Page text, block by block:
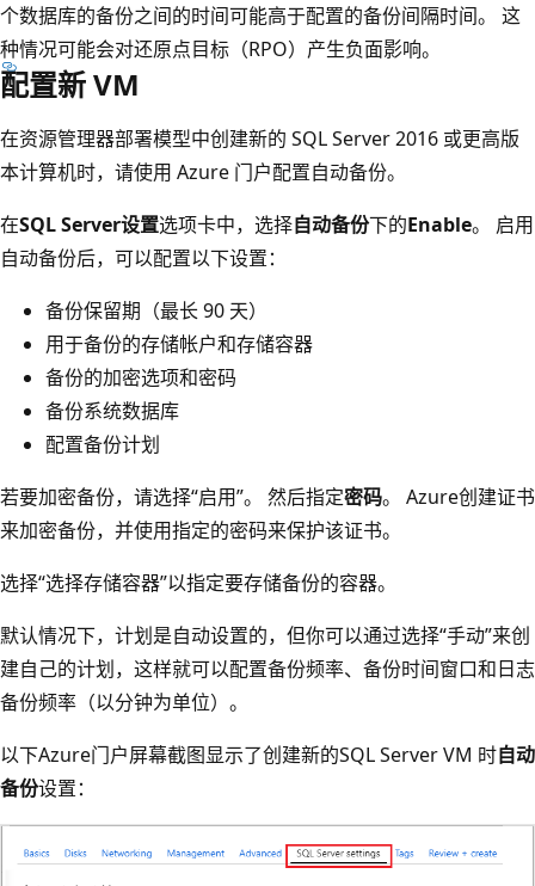
个数据库的备份之间的时间可能高于配置的备份间隔时间。 这
种情况可能会对还原点目标（RPO）产生负面影响。
配置新 VM
在资源管理器部署模型中创建新的 SQL Server 2016 或更高版
本计算机时，请使用 Azure 门户配置自动备份。
在SQL Server设置选项卡中，选择自动备份下的Enable。 启用
自动备份后，可以配置以下设置：
备份保留期（最长 90 天）
用于备份的存储帐户和存储容器
备份的加密选项和密码
备份系统数据库
配置备份计划
若要加密备份，请选择“启用”。 然后指定密码。 Azure创建证书
来加密备份，并使用指定的密码来保护该证书。
选择“选择存储容器”以指定要存储备份的容器。
默认情况下，计划是自动设置的，但你可以通过选择“手动”来创
建自己的计划，这样就可以配置备份频率、备份时间窗口和日志
备份频率（以分钟为单位）。
以下Azure门户屏幕截图显示了创建新的SQL Server VM 时自动
备份设置：